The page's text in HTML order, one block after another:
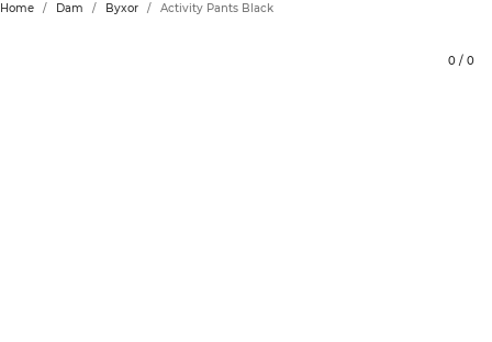
Home / Dam / Byxor / Activity Pants Black
0 / 0